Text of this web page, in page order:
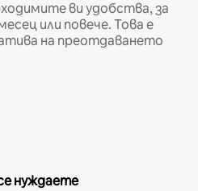
ви удобства, за
или повече. Това е
на преотдаването
нуждаете